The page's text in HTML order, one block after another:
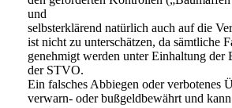
und
selbsterklärend natürlich auch auf die
ist nicht zu unterschätzen, da sämtliche
genehmigt werden unter Einhaltung der
der STVO.
Ein falsches Abbiegen oder verbotenes
verwarn- oder bußgeldbewährt und